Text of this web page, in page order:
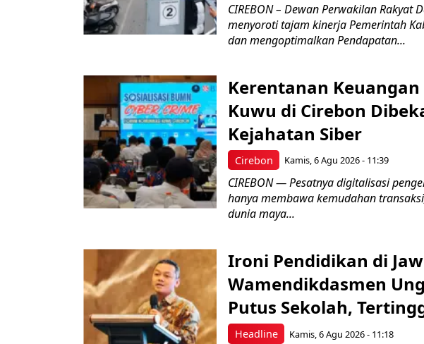
CIREBON – Dewan Perwakilan Rakyat
menyoroti tajam kinerja Pemerintah
dan mengoptimalkan Pendapatan...
Cirebon
Kerentanan
Kuwu di Cirebon
Kejahatan Siber
Kamis, 6 Agu 2026 - 11:39
CIREBON — Pesatnya digitalisasi
hanya membawa kemudahan
dunia maya...
Headline
Ironi Pendidikan di
Wamendikdasmen
Putus Sekolah,
Kamis, 6 Agu 2026 - 11:18